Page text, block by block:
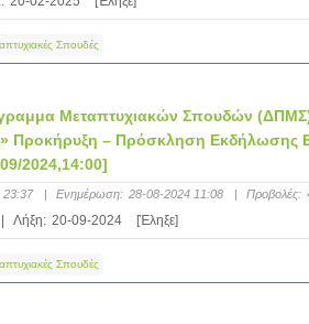
Σπουδές
Μεταπτυχιακών Σπουδών (ΔΠΜΣ)
Προκήρυξη – Πρόσκληση Εκδήλωσης
2024,14:00]
23:37 | Ενημέρωση: 28-08-2024 11:08 | Προβολές:
Λήξη: 20-09-2024 [Έληξε]
Σπουδές